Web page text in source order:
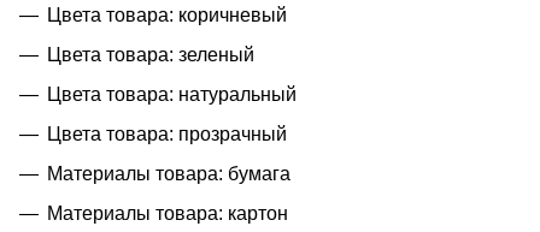
Цвета товара: коричневый
Цвета товара: зеленый
Цвета товара: натуральный
Цвета товара: прозрачный
Материалы товара: бумага
Материалы товара: картон